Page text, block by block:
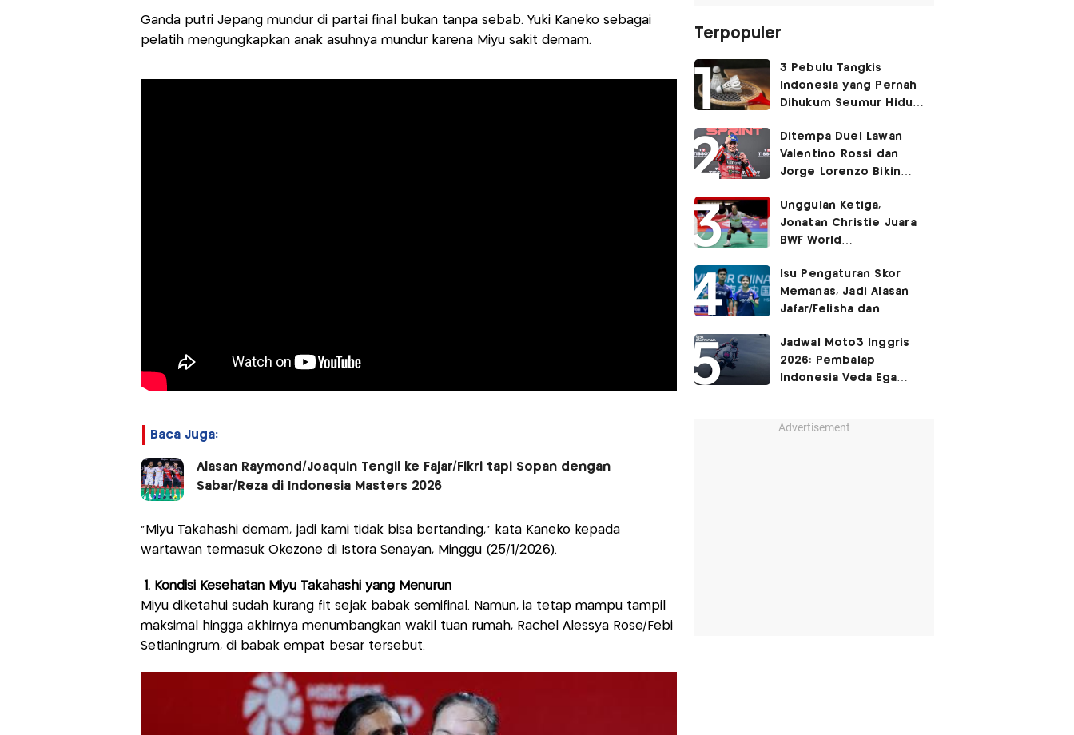
Ganda putri Jepang mundur di partai final bukan tanpa sebab. Yuki Kaneko sebagai
pelatih mengungkapkan anak asuhnya mundur karena Miyu sakit demam.
Baca Juga:
Alasan Raymond/Joaquin Tengil ke Fajar/Fikri tapi Sopan dengan
Sabar/Reza di Indonesia Masters 2026
"Miyu Takahashi demam, jadi kami tidak bisa bertanding," kata Kaneko kepada
wartawan termasuk Okezone di Istora Senayan, Minggu (25/1/2026).
1. Kondisi Kesehatan Miyu Takahashi yang Menurun
Miyu diketahui sudah kurang fit sejak babak semifinal. Namun, ia tetap mampu tampil
maksimal hingga akhirnya menumbangkan wakil tuan rumah, Rachel Alessya Rose/Febi
Setianingrum, di babak empat besar tersebut.
Terpopuler
3 Pebulu Tangkis
Indonesia yang Pernah
Dihukum Seumur Hidup
Nomor 1 Hendra
Ditempa Duel Lawan
Valentino Rossi dan
Jorge Lorenzo Bikin
Dikalahkan
Unggulan Ketiga,
Jonatan Christie Juara
BWF World
Isu Pengaturan Skor
Memanas, Jadi Alasan
Jafar/Felisha dan
dari BWF World
Championships 2026?
Jadwal Moto3 Inggris
2026: Pembalap
Indonesia Veda Ega
Advertisement